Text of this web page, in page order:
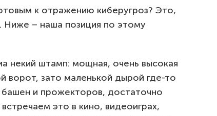
к отражению киберугроз? Это,
– наша позиция по этому
некий штамп: мощная, очень высокая
ворот, зато маленькой дырой где-то
и прожекторов, достаточно
это в кино, видеоиграх,